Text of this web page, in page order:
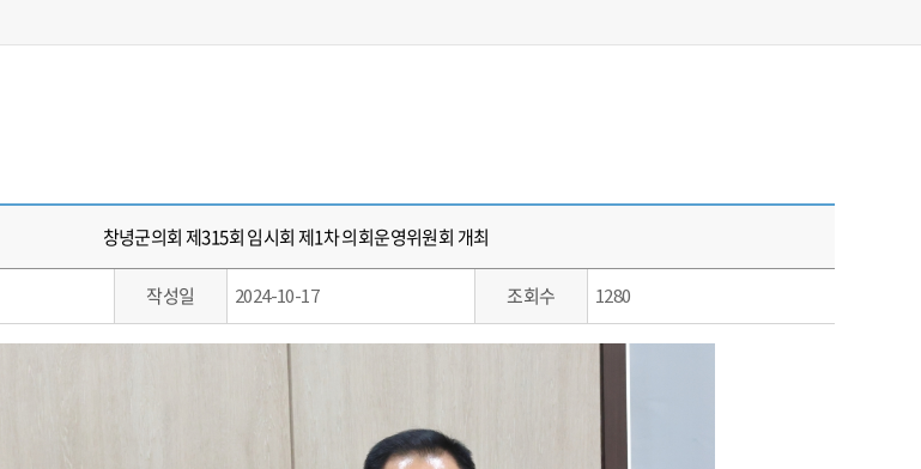
창녕군의회 제315회 임시회 제1차 의회운영위원회 개최
작성일 2024-10-17 조회수 1280